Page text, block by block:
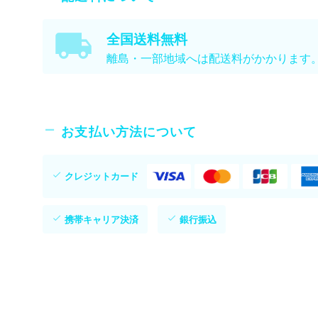
全国送料無料
離島・一部地域へは配送料がかかります。
お支払い方法について
クレジットカード
携帯キャリア決済 銀行振込